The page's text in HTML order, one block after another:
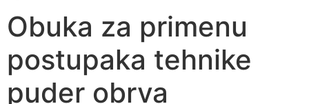
Obuka za primenu
postupaka tehnike
puder obrva